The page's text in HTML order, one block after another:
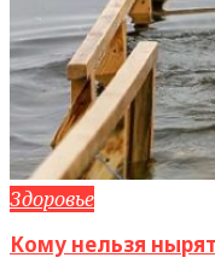
Здоровье
Кому нельзя